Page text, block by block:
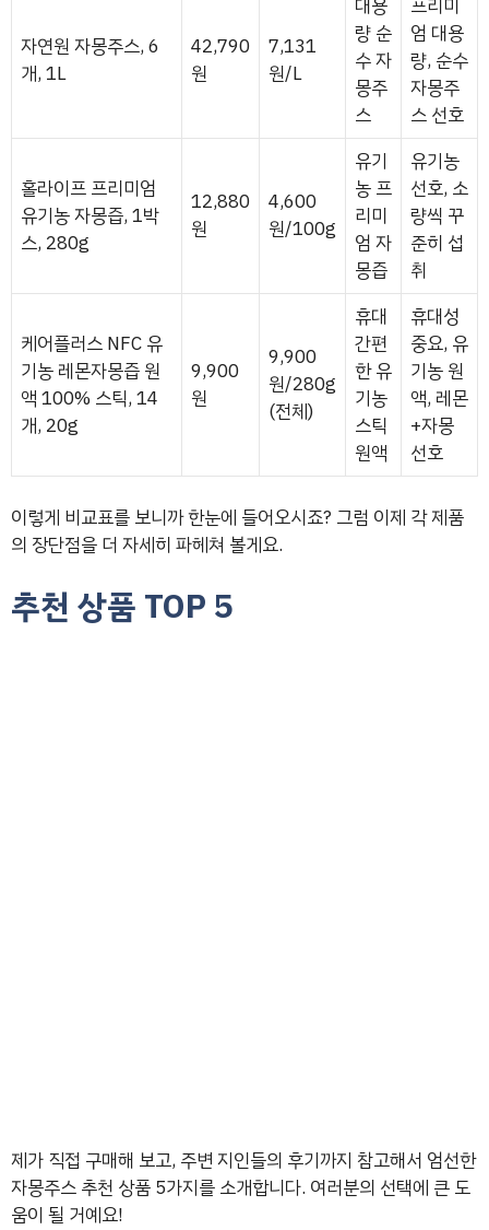
자연원 자몽주스, 6
개, 1L
42,790
원
7,131
원/L
대용
량 순
수 자
몽주
스
프리미
엄 대용
량, 순수
자몽주
스 선호
홀라이프 프리미엄
유기농 자몽즙, 1박
스, 280g
12,880
원
4,600
원/100g
유기
농 프
리미
엄 자
몽즙
유기농
선호, 소
량씩 꾸
준히 섭
취
케어플러스 NFC 유
기농 레몬자몽즙 원
액 100% 스틱, 14
개, 20g
9,900
원
9,900
원/280g
(전체)
휴대
간편
한 유
기농
스틱
원액
휴대성
중요, 유
기농 원
액, 레몬
+자몽
선호
이렇게 비교표를 보니까 한눈에 들어오시죠? 그럼 이제 각 제품
의 장단점을 더 자세히 파헤쳐 볼게요.
추천 상품 TOP 5
제가 직접 구매해 보고, 주변 지인들의 후기까지 참고해서 엄선한
자몽주스 추천 상품 5가지를 소개합니다. 여러분의 선택에 큰 도
움이 될 거예요!